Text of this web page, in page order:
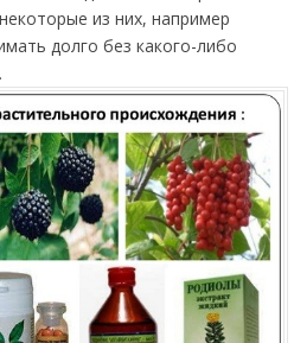
из них, например
долго без какого-либо